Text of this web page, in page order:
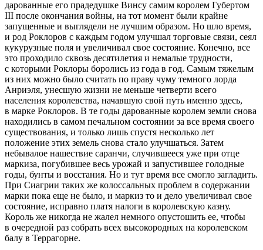
дарованные его прадедушке Винсу самим королем Губертом
III после окончания войны, на тот момент были крайне
запущенные и выглядели не лучшим образом. Но шло время,
и род Роклоров с каждым годом улучшал торговые связи, сеял
кукурузные поля и увеличивал свое состояние. Конечно, все
это проходило сквозь десятилетия и немалые трудности,
с которыми Роклоры боролись из года в год. Самым тяжелым
из них можно было считать по праву чуму темного лорда
Анриэля, унесшую жизни не меньше четверти всего
населения королевства, начавшую свой путь именно здесь,
в марке Роклоров. В те годы дарованные королем земли снова
находились в самом печальном состоянии за все время своего
существования, и только лишь спустя несколько лет
положение этих земель снова стало улучшаться. Затем
небывалое нашествие саранчи, случившееся уже при отце
маркиза, погубившее весь урожай и запустившее голодные
годы, бунты и восстания. Но и тут время все смогло загладить.
При Сиагрии таких же колоссальных проблем в содержании
марки пока еще не было, и маркиз то и дело увеличивал свое
состояние, исправно платя налоги в королевскую казну.
Король же никогда не жалел немного опустошить ее, чтобы
в очередной раз собрать всех высокородных на королевском
балу в Террагорне.